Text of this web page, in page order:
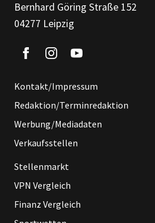
Bernhard Göring Straße 152
04277 Leipzig
Kontakt/Impressum
Redaktion/Terminredaktion
Werbung/Mediadaten
Verkaufsstellen
Stellenmarkt
VPN Vergleich
Finanz Vergleich